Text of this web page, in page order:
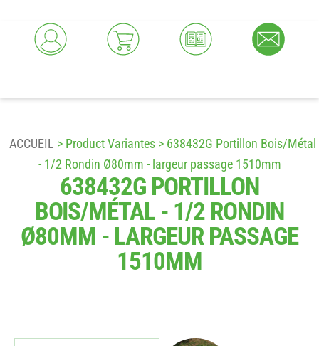
ACCUEIL > Product Variantes > 638432G Portillon Bois/Métal
- 1/2 Rondin Ø80mm - largeur passage 1510mm
638432G PORTILLON
BOIS/MÉTAL - 1/2 RONDIN
Ø80MM - LARGEUR PASSAGE
1510MM